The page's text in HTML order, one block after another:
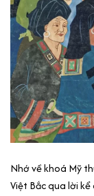
Nhớ về khoá Mỹ
Việt Bắc qua lời kể